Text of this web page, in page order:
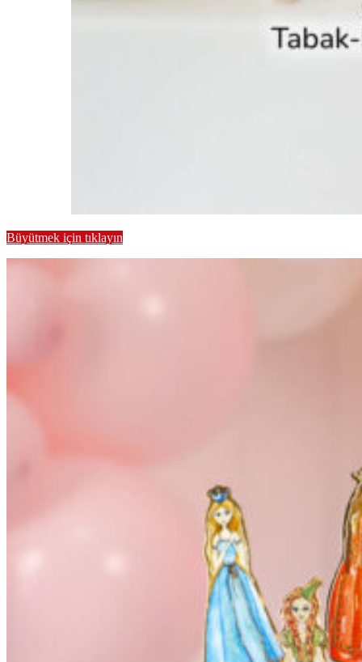
Büyütmek için tıklayın